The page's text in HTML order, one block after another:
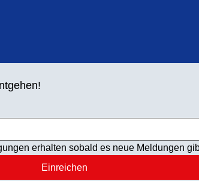
erhalten sobald es neue Meldungen
Einreichen